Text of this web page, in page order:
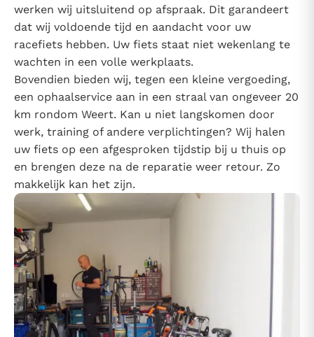
werken wij uitsluitend op afspraak. Dit garandeert
dat wij voldoende tijd en aandacht voor uw
racefiets hebben. Uw fiets staat niet wekenlang te
wachten in een volle werkplaats.
Bovendien bieden wij, tegen een kleine vergoeding,
een ophaalservice aan in een straal van ongeveer 20
km rondom Weert. Kan u niet langskomen door
werk, training of andere verplichtingen? Wij halen
uw fiets op een afgesproken tijdstip bij u thuis op
en brengen deze na de reparatie weer retour. Zo
makkelijk kan het zijn.